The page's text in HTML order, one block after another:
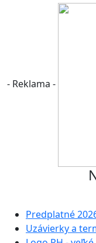
- Reklama -
Predplatné
Uzávierky a